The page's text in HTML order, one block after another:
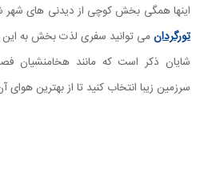
اینها همگی بخش کوچی از دیدنی های شهر
تورگردانمی توانید سفری لذت بخش به این
شایان ذکر است که مانند هخامنشیان
سرزمین زیبا انتخاب کنید تا از بهترین هوای